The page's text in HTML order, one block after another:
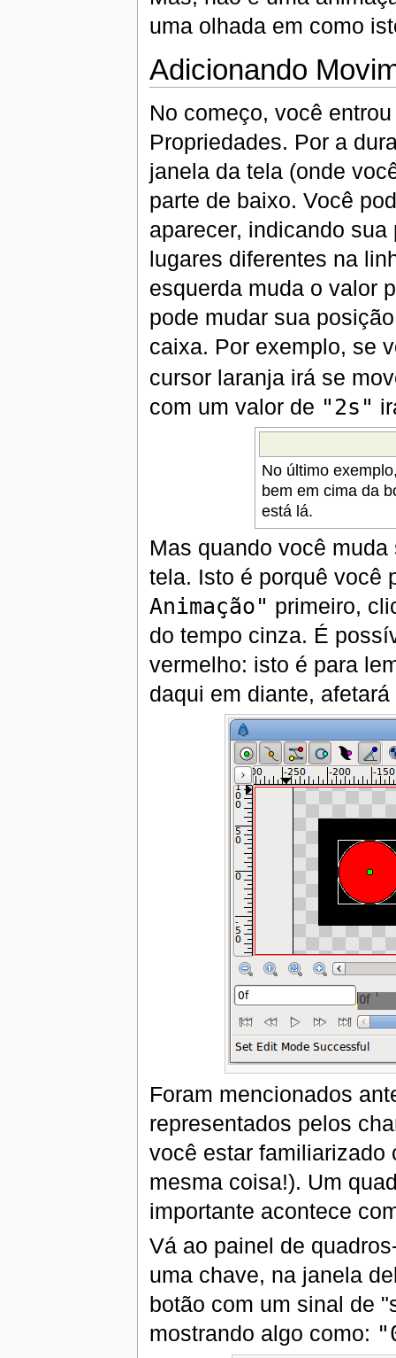
uma olhada em como
Adicionando
No começo, você
Propriedades. Por a
janela da tela (onde
parte de baixo. Você
aparecer, indicando
lugares diferentes na
esquerda muda o valor
pode mudar sua
caixa. Por exemplo, se
cursor laranja irá se
com um valor de "2s"
No último
bem em cima da
está lá.
Mas quando você
tela. Isto é porquê você
Animação" primeiro,
do tempo cinza. É
vermelho: isto é para
daqui em diante,
Foram mencionados
representados pelos
você estar familiarizado
mesma coisa!). Um
importante acontece
Vá ao painel de
uma chave, na janela
botão com um sinal de
mostrando algo como: